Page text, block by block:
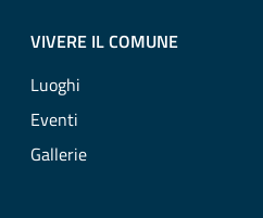
VIVERE IL COMUNE
Luoghi
Eventi
Gallerie